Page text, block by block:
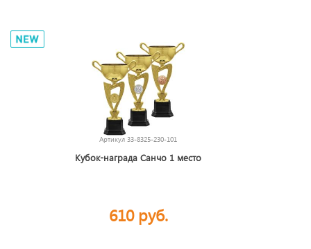
Артикул 33-8325-230-101
Кубок-награда Санчо 1 место
610 руб.